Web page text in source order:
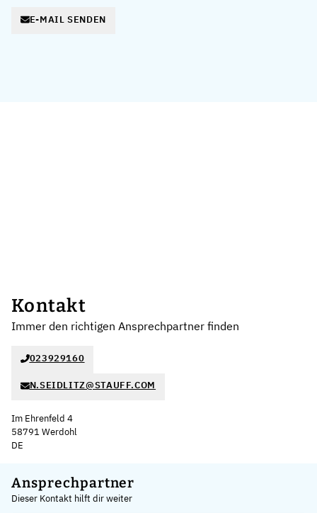
E-MAIL SENDEN
Kontakt
Immer den richtigen Ansprechpartner finden
023929160
N.SEIDLITZ@STAUFF.COM
Im Ehrenfeld 4
58791 Werdohl
DE
+
−
Ansprechpartner
Dieser Kontakt hilft dir weiter